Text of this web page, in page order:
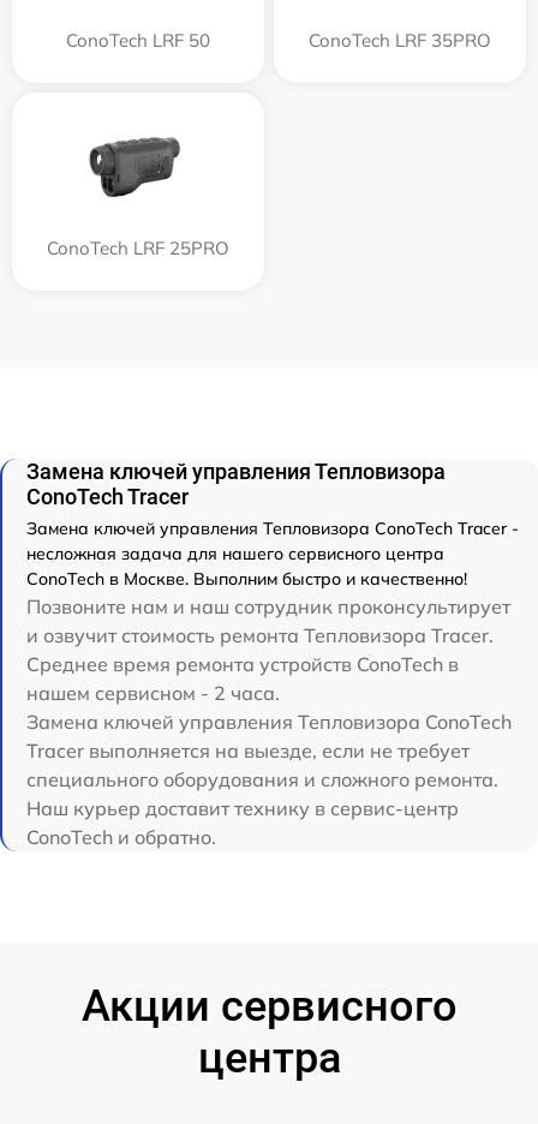
ConoTech LRF 50 ConoTech LRF 35PRO
ConoTech LRF 25PRO
Замена ключей управления Тепловизора
ConoTech Tracer
Замена ключей управления Тепловизора ConoTech Tracer -
несложная задача для нашего сервисного центра
ConoTech в Москве. Выполним быстро и качественно!
Позвоните нам и наш сотрудник проконсультирует
и озвучит стоимость ремонта Тепловизора Tracer.
Среднее время ремонта устройств ConoTech в
нашем сервисном - 2 часа.
Замена ключей управления Тепловизора ConoTech
Tracer выполняется на выезде, если не требует
специального оборудования и сложного ремонта.
Наш курьер доставит технику в сервис-центр
ConoTech и обратно.
Акции сервисного
центра